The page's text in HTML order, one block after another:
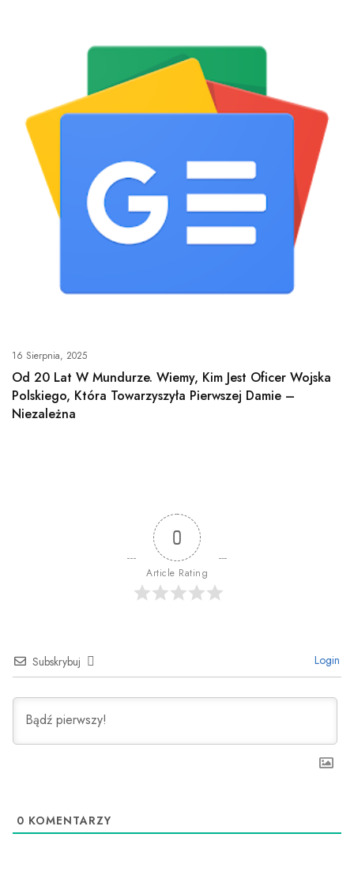
16 Sierpnia, 2025
Od 20 Lat W Mundurze. Wiemy, Kim Jest Oficer Wojska
Polskiego, Która Towarzyszyła Pierwszej Damie –
Niezależna
0
Article Rating
Subskrybuj Login
0 KOMENTARZY